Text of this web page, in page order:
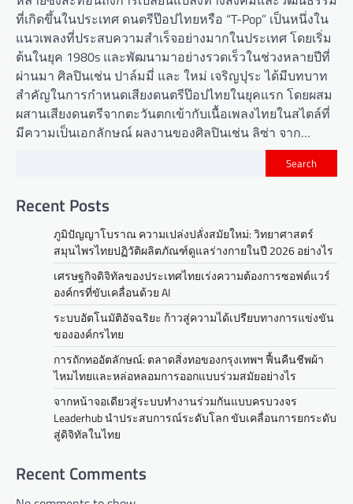
ที่เกิดขึ้นในประเทศ ดนตรีป๊อปไทยหรือ “T-Pop” เป็นหนึ่งใน
แนวเพลงที่ประสบความสำเร็จอย่างมากในประเทศ โดยเริ่ม
ต้นในยุค 1980s และพัฒนามาอย่างรวดเร็วในช่วงหลายปีที่
ผ่านมา ศิลปินเช่น ปาล์มมี่ และ ใหม่ เจริญปุระ ได้มีบทบาท
สำคัญในการกำหนดเสียงดนตรีป๊อปไทยในยุคแรก โดยผสม
ผสานเสียงดนตรีจากตะวันตกเข้ากับเนื้อเพลงไทยในสไตล์ที่
มีความเป็นเอกลักษณ์ ผลงานของศิลปินเช่น ลิซ่า จาก…
Search
Recent Posts
ภูมิปัญญาโบราณ ความเปล่งปลั่งสมัยใหม่: วิทยาศาสตร์
สมุนไพรไทยปฏิวัติผลิตภัณฑ์ดูแลร่างกายในปี 2026 อย่างไร
เศรษฐกิจดิจิทัลของประเทศไทยเร่งความต้องการซอฟต์แวร์
องค์กรที่ขับเคลื่อนด้วย AI
ระบบอัตโนมัติอัจฉริยะ ก้าวสู่ความได้เปรียบทางการแข่งขัน
ขององค์กรไทย
การถักทออัตลักษณ์: ตลาดสิ่งทอของกรุงเทพฯ ฟื้นคืนชีพผ้า
ไหมไทยและหล่อหลอมการออกแบบร่วมสมัยอย่างไร
จากหน้าจอเดียวสู่ระบบทำงานร่วมกันแบบครบวงจร
Leaderhub นำประสบการณ์ระดับโลก ขับเคลื่อนการยกระดับ
สู่ดิจิทัลในไทย
Recent Comments